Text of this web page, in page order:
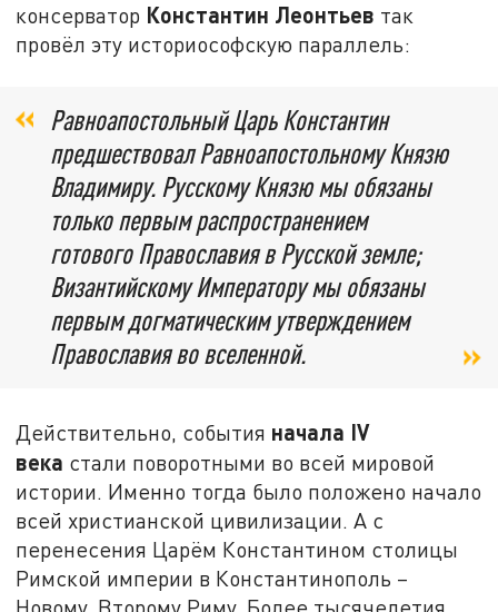
консерватор Константин Леонтьев так
провёл эту историософскую параллель:
Равноапостольный Царь Константин
предшествовал Равноапостольному Князю
Владимиру. Русскому Князю мы обязаны
только первым распространением
готового Православия в Русской земле;
Византийскому Императору мы обязаны
первым догматическим утверждением
Православия во вселенной.
Действительно, события начала IV
века стали поворотными во всей мировой
истории. Именно тогда было положено начало
всей христианской цивилизации. А с
перенесения Царём Константином столицы
Римской империи в Константинополь –
Новому, Второму Риму. Более тысячелетия